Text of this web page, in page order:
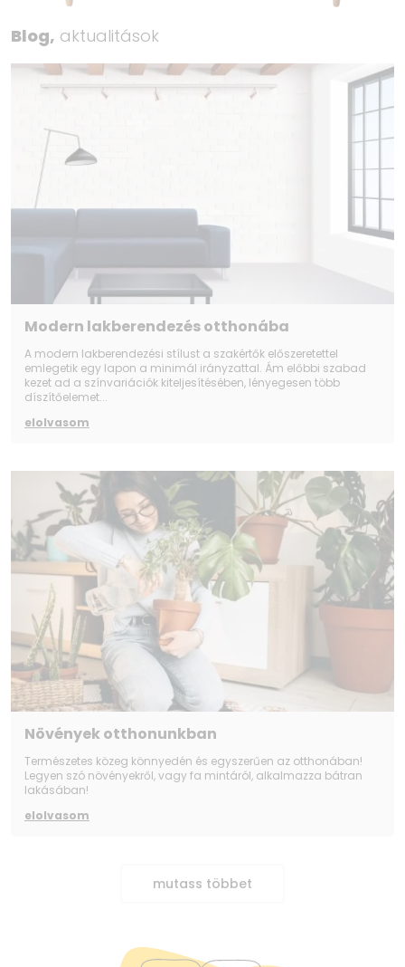
Blog, aktualitások
Modern lakberendezés otthonába
A modern lakberendezési stílust a szakértők előszeretettel
emlegetik egy lapon a minimál irányzattal. Ám előbbi szabad
kezet ad a színvariációk kiteljesítésében, lényegesen több
díszítőelemet...
elolvasom
Növények otthonunkban
Természetes közeg könnyedén és egyszerűen az otthonában!
Legyen szó növényekről, vagy fa mintáról, alkalmazza bátran
lakásában!
elolvasom
mutass többet